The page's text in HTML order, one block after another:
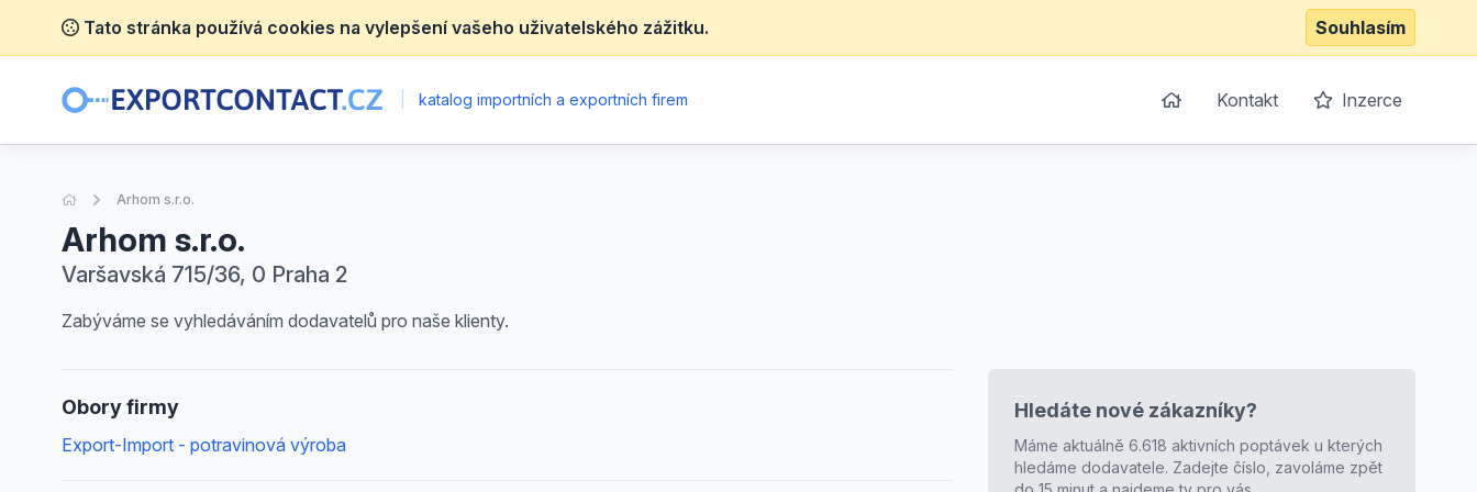
Tato stránka používá cookies na vylepšení vašeho uživatelského zážitku. Souhlasím
katalog importních a exportních firem Kontakt Inzerce
Úvodní stránka
Arhom s.r.o.
Arhom s.r.o.
Varšavská 715/36, 0 Praha 2
Zabýváme se vyhledáváním dodavatelů pro naše klienty.
Obory firmy
Export-Import - potravinová výroba
Hledáte nové zákazníky?
Máme aktuálně 6.618 aktivních poptávek u kterých
hledáme dodavatele. Zadejte číslo, zavoláme zpět